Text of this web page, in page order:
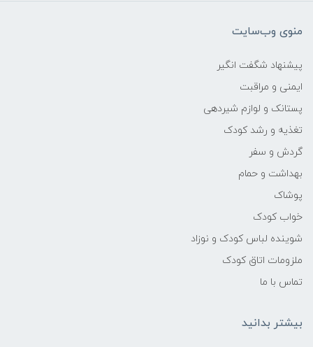
منوی وب‌سایت
پیشنهاد شگفت انگیر
ایمنی و مراقبت
پستانک و لوازم شیردهی
تغذیه و رشد کودک
گردش و سفر
بهداشت و حمام
پوشاک
خواب کودک
شوینده لباس کودک و نوزاد
ملزومات اتاق کودک
تماس با ما
بیشتر بدانید